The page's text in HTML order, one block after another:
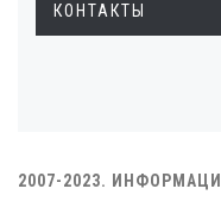
КОНТАКТЫ
2007-2023.